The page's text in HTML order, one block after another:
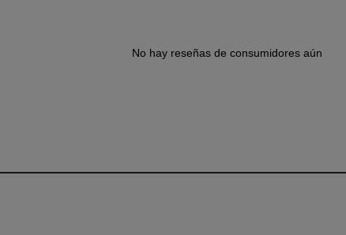
No hay reseñas de consumidores aún